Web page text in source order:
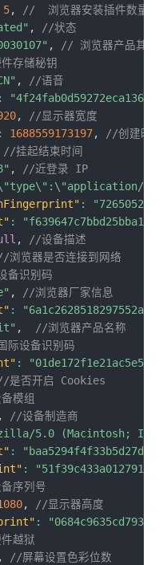
5,
//  浏览器安装插件数量
,
//状态
,
// 浏览器产品其
存储秘钥
,
//语音
:
,
//显示器宽度
: 1688559173197,
//创建时间
//挂起结束时间
,
//近登录 IP
:
:
,
//设备描述
浏览器是否连接到网络
备识别码
,
//浏览器厂家信息
:
,
//浏览器产品名称
际设备识别码
:
是否开启 Cookies
模组
,
//设备制造商
5.0 (Macintosh; Intel
:
:
序列号
,
//显示器高度
:
越狱
,
//屏幕设置色彩位数